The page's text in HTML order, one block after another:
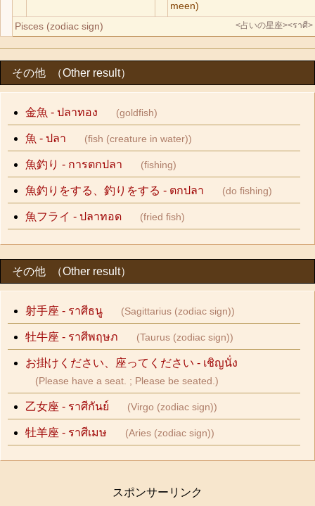
meen)
Pisces (zodiac sign) <占いの星座><ราศี>
その他 （Other result）
金魚 - ปลาทอง (goldfish)
魚 - ปลา (fish (creature in water))
魚釣り - การตกปลา (fishing)
魚釣りをする、釣りをする - ตกปลา (do fishing)
魚フライ - ปลาทอด (fried fish)
その他 （Other result）
射手座 - ราศีธนู (Sagittarius (zodiac sign))
牡牛座 - ราศีพฤษภ (Taurus (zodiac sign))
お掛けください、座ってください - เชิญนั่ง
(Please have a seat. ; Please be seated.)
乙女座 - ราศีกันย์ (Virgo (zodiac sign))
牡羊座 - ราศีเมษ (Aries (zodiac sign))
スポンサーリンク